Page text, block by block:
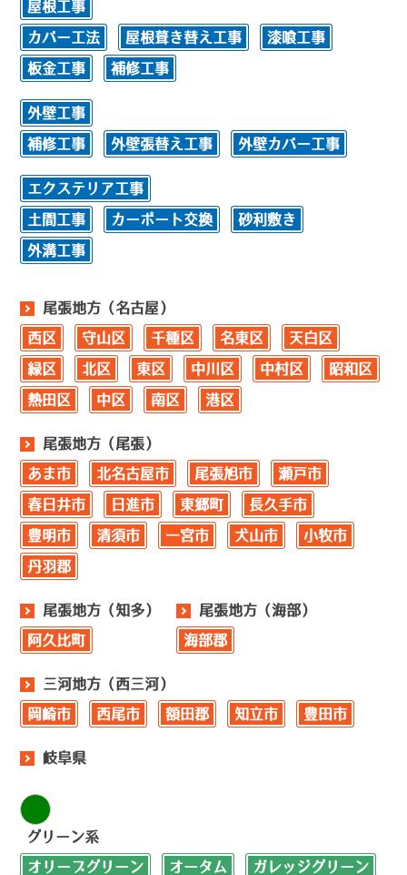
屋根工事
カバー工法 屋根葺き替え工事 漆喰工事
板金工事 補修工事
外壁工事
補修工事 外壁張替え工事 外壁カバー工事
エクステリア工事
土間工事 カーポート交換 砂利敷き
外溝工事
尾張地方（名古屋）
西区 守山区 千種区 名東区 天白区
緑区 北区 東区 中川区 中村区 昭和区
熱田区 中区 南区 港区
尾張地方（尾張）
あま市 北名古屋市 尾張旭市 瀬戸市
春日井市 日進市 東郷町 長久手市
豊明市 清須市 一宮市 犬山市 小牧市
丹羽郡
尾張地方（知多）
阿久比町
尾張地方（海部）
海部郡
三河地方（西三河）
岡崎市 西尾市 額田郡 知立市 豊田市
岐阜県
グリーン系
オリーブグリーン オータム ガレッジグリーン